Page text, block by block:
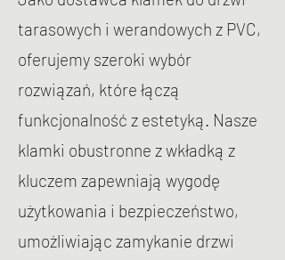
tarasowych i werandowych z PVC,
oferujemy szeroki wybór
rozwiązań, które łączą
funkcjonalność z estetyką. Nasze
klamki obustronne z wkładką z
kluczem zapewniają wygodę
użytkowania i bezpieczeństwo,
umożliwiając zamykanie drzwi